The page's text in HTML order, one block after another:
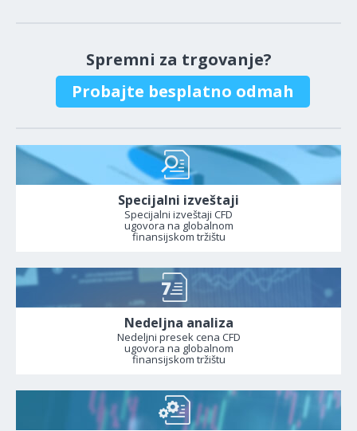
Spremni za trgovanje?
Probajte besplatno odmah
Specijalni izveštaji
Specijalni izveštaji CFD
ugovora na globalnom
finansijskom tržištu
Nedeljna analiza
Nedeljni presek cena CFD
ugovora na globalnom
finansijskom tržištu